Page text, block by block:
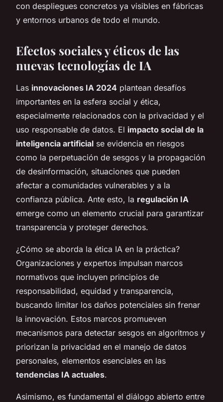
con despliegues concretos ya visibles en fábricas
y entornos urbanos de todo el mundo.
Efectos sociales y éticos de las
nuevas tecnologías de IA
Las innovaciones IA 2024 plantean desafíos
importantes en la esfera social y ética,
especialmente relacionados con la privacidad y el
uso responsable de datos. El impacto social de la
inteligencia artificial se evidencia en riesgos
como la perpetuación de sesgos y la propagación
de desinformación, situaciones que pueden
afectar a comunidades vulnerables y a la
confianza pública. Ante esto, la regulación IA
emerge como un elemento crucial para garantizar
transparencia y proteger derechos.
¿Cómo se aborda la ética IA en la práctica?
Organizaciones y expertos impulsan marcos
normativos que incluyen principios de
responsabilidad, equidad y transparencia,
buscando limitar los daños potenciales sin frenar
la innovación. Estos marcos promueven
mecanismos para detectar sesgos en algoritmos y
priorizan la privacidad en el manejo de datos
personales, elementos esenciales en las
tendencias IA actuales.
Asimismo, es fundamental el diálogo abierto entre